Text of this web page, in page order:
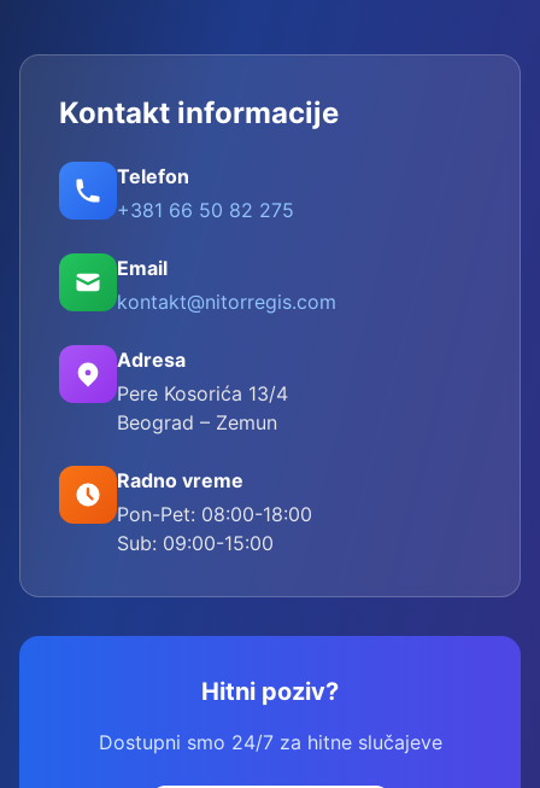
Kontakt informacije
Telefon
+381 66 50 82 275
Email
kontakt@nitorregis.com
Adresa
Pere Kosorića 13/4
Beograd – Zemun
Radno vreme
Pon-Pet: 08:00-18:00
Sub: 09:00-15:00
Hitni poziv?
Dostupni smo 24/7 za hitne slučajeve